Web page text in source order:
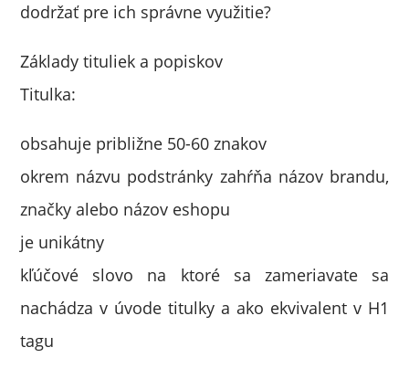
dodržať pre ich správne využitie?
Základy tituliek a popiskov
Titulka:
obsahuje približne 50-60 znakov
okrem názvu podstránky zahŕňa názov brandu,
značky alebo názov eshopu
je unikátny
kľúčové slovo na ktoré sa zameriavate sa
nachádza v úvode titulky a ako ekvivalent v H1
tagu